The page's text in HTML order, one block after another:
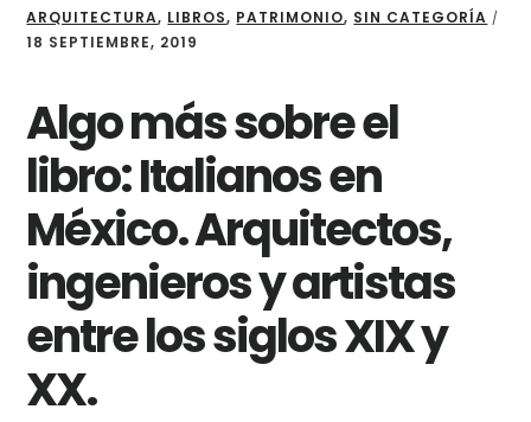
ARQUITECTURA, LIBROS, PATRIMONIO, SIN CATEGORÍA /
18 SEPTIEMBRE, 2019
Algo más sobre el
libro: Italianos en
México. Arquitectos,
ingenieros y artistas
entre los siglos XIX y
XX.